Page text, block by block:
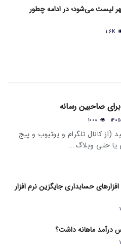
کامبت 5 مهر لیست می‌شود؛ در ادامه چطور
1.6K
صاحبین رسانه
کانال تلگرام و یوتیوب و پیج
یا حتی وبلاگ...
حسابداری جایگزین نرم افزار
درآمد ماهانه داشت؟